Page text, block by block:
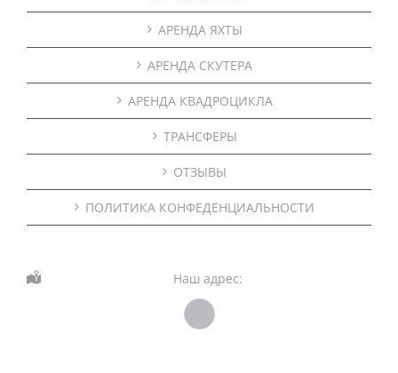
АРЕНДА ЯХТЫ
АРЕНДА СКУТЕРА
АРЕНДА КВАДРОЦИКЛА
ТРАНСФЕРЫ
ОТЗЫВЫ
ПОЛИТИКА КОНФЕДЕНЦИАЛЬНОСТИ
Наш адрес: